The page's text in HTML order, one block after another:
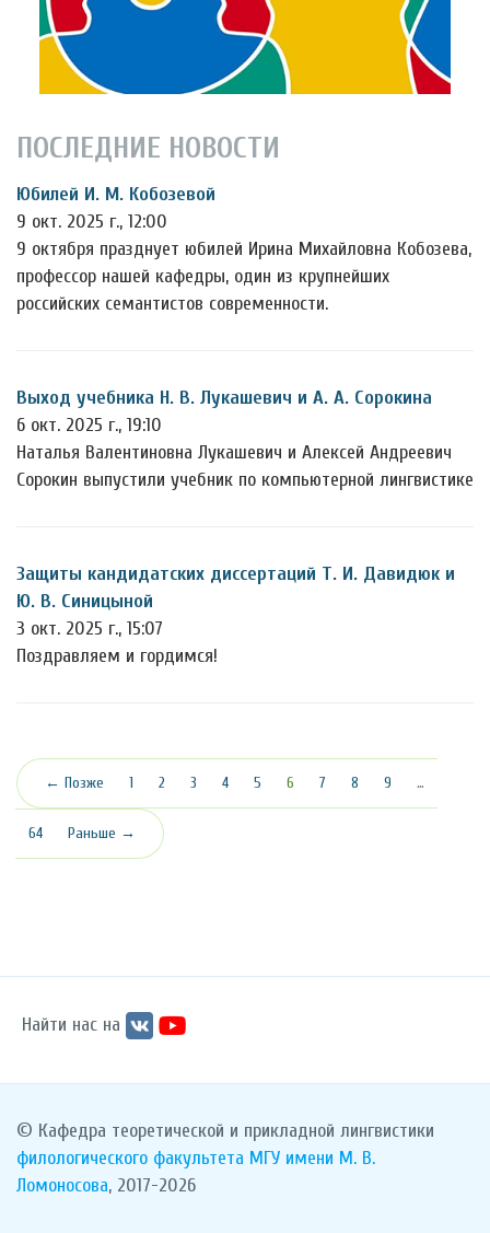
ПОСЛЕДНИЕ НОВОСТИ
Юбилей И. М. Кобозевой
9 окт. 2025 г., 12:00
9 октября празднует юбилей Ирина Михайловна Кобозева,
профессор нашей кафедры, один из крупнейших
российских семантистов современности.
Выход учебника Н. В. Лукашевич и А. А. Сорокина
6 окт. 2025 г., 19:10
Наталья Валентиновна Лукашевич и Алексей Андреевич
Сорокин выпустили учебник по компьютерной лингвистике
Защиты кандидатских диссертаций Т. И. Давидюк и
Ю. В. Синицыной
3 окт. 2025 г., 15:07
Поздравляем и гордимся!
← Позже 1 2 3 4 5 6 (текущая)
7 8 9 …
64 Раньше →
Найти нас на
© Кафедра теоретической и прикладной лингвистики
филологического факультета МГУ имени М. В.
Ломоносова, 2017-2026